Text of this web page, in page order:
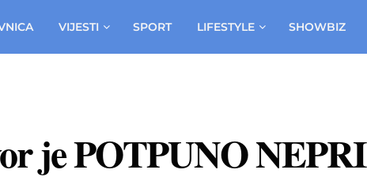
VIJESTI SPORT LIFESTYLE SHOWBIZ
je POTPUNO